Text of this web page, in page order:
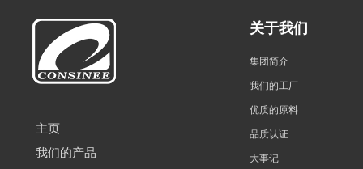
主页
我们的产品
关于我们
集团简介
我们的工厂
优质的原料
品质认证
大事记